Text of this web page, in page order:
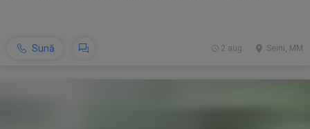
Sună Seini, MM
2 aug.